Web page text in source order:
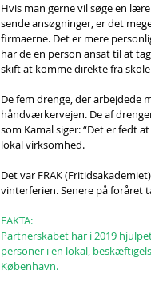
Hvis man gerne vil søge en
sende ansøgninger, er det
firmaerne. Det er mere
har de en person ansat til at
skift at komme direkte fra
De fem drenge, der arbejdede
håndværkervejen. De af
som Kamal siger: “Det er fedt
lokal virksomhed.
Det var FRAK
vinterferien. Senere på foråret
FAKTA:
Partnerskabet har i 2019
personer i en lokal,
København.